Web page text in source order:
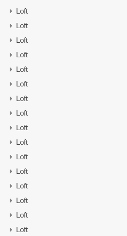
Loft
Loft
Loft
Loft
Loft
Loft
Loft
Loft
Loft
Loft
Loft
Loft
Loft
Loft
Loft
Loft